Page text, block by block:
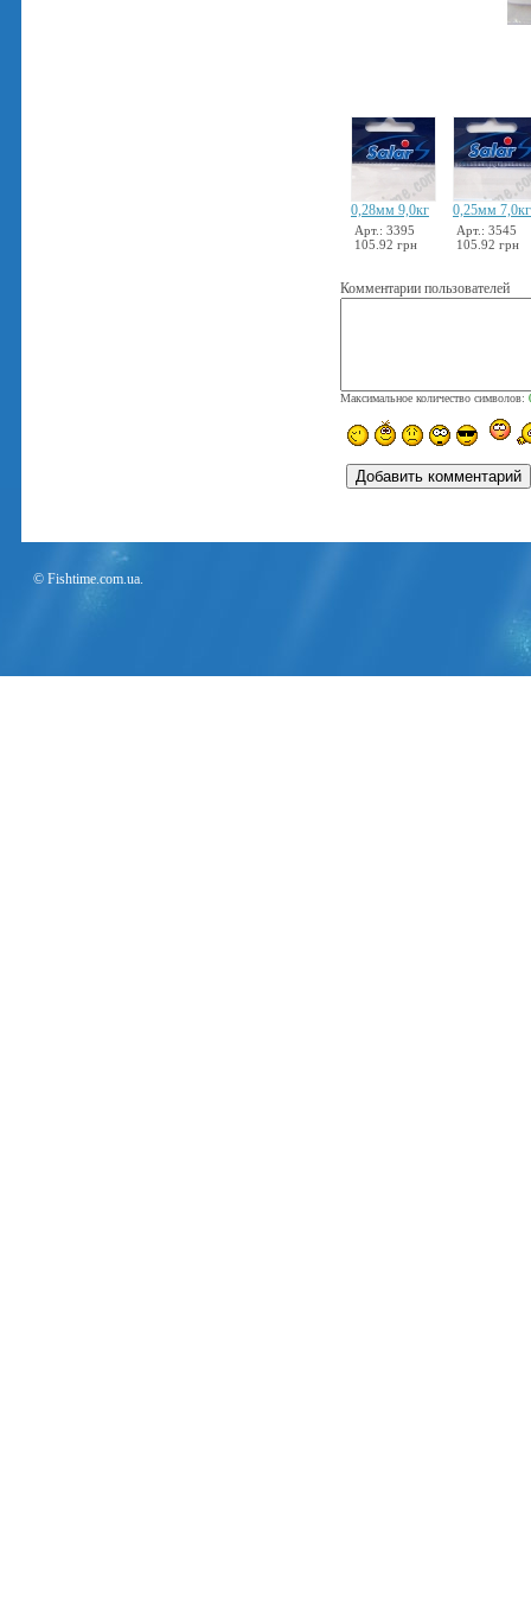
0,28мм 9,0кг
Арт.: 3395
105.92 грн
0,25мм 7,0кг
Арт.: 3545
105.92 грн
Комментарии пользователей
Максимальное количество символов:
© Fishtime.com.ua.